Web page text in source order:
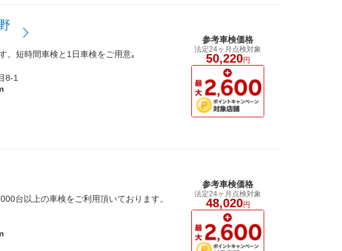
。短時間車検と1日車検をご用意｡
8-1
参考車検価格
法定24ヶ月点検対象
50,220円
台以上の車検をご利用頂いております。
参考車検価格
法定24ヶ月点検対象
48,020円